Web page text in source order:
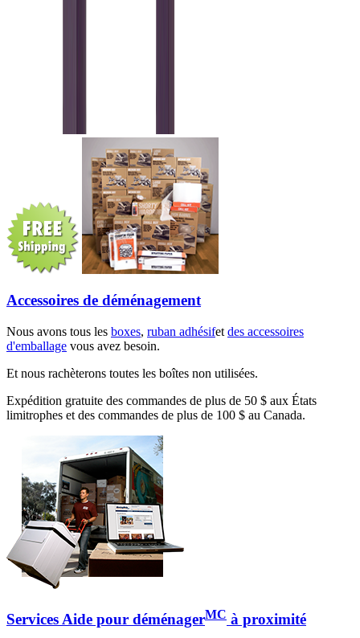
Accessoires de déménagement
Nous avons tous les boxes, ruban adhésifet des accessoires
d'emballage vous avez besoin.
Et nous rachèterons toutes les boîtes non utilisées.
Expédition gratuite des commandes de plus de 50 $ aux États
limitrophes et des commandes de plus de 100 $ au Canada.
Services Aide pour déménagerMC à proximité